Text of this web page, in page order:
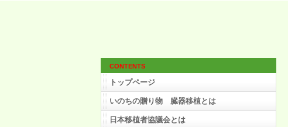
CONTENTS
トップページ
いのちの贈り物 臓器移植とは
日本移植者協議会とは